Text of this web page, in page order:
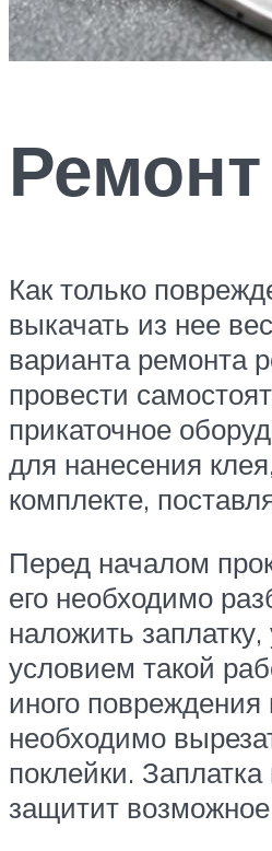
Как только
выкачать из нее
варианта ремонта
провести
прикаточное
для нанесения
комплекте,
Перед началом
его необходимо
наложить
условием такой
иного
необходимо
поклейки.
защитит